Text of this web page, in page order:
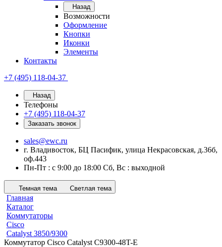
Назад
Возможности
Оформление
Кнопки
Иконки
Элементы
Контакты
+7 (495) 118-04-37
Назад
Телефоны
+7 (495) 118-04-37
Заказать звонок
sales@ewc.ru
г. Владивосток, БЦ Пасифик, улица Некрасовская, д.36б,
оф.443
Пн-Пт : с 9:00 до 18:00 Сб, Вс : выходной
Темная тема Светлая тема
Главная
Каталог
Коммутаторы
Cisco
Catalyst 3850/9300
Коммутатор Cisco Catalyst C9300-48T-E